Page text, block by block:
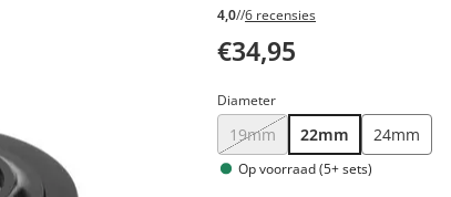
4,0//6 recensies
€34,95
Diameter
19mm 22mm 24mm
Op voorraad (5+ sets)